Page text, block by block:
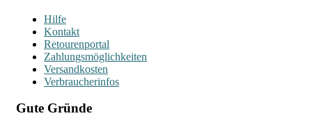
Hilfe
Kontakt
Retourenportal
Zahlungsmöglichkeiten
Versandkosten
Verbraucherinfos
Gute Gründe